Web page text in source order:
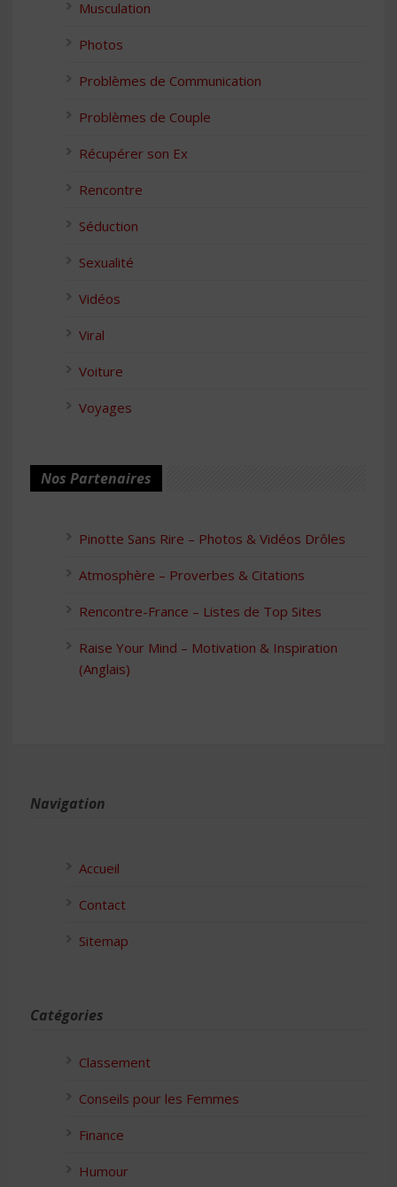
Musculation
Photos
Problèmes de Communication
Problèmes de Couple
Récupérer son Ex
Rencontre
Séduction
Sexualité
Vidéos
Viral
Voiture
Voyages
Nos Partenaires
Pinotte Sans Rire – Photos & Vidéos Drôles
Atmosphère – Proverbes & Citations
Rencontre-France – Listes de Top Sites
Raise Your Mind – Motivation & Inspiration
(Anglais)
Navigation
Accueil
Contact
Sitemap
Catégories
Classement
Conseils pour les Femmes
Finance
Humour